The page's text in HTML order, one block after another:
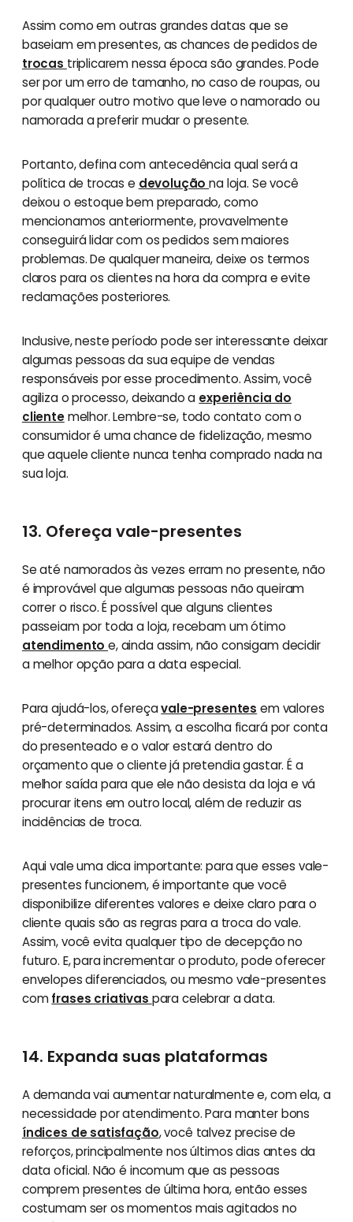
Assim como em outras grandes datas que se
baseiam em presentes, as chances de pedidos de
trocas triplicarem nessa época são grandes. Pode
ser por um erro de tamanho, no caso de roupas, ou
por qualquer outro motivo que leve o namorado ou
namorada a preferir mudar o presente.
Portanto, defina com antecedência qual será a
política de trocas e devoluçãona loja. Se você
deixou o estoque bem preparado, como
mencionamos anteriormente, provavelmente
conseguirá lidar com os pedidos sem maiores
problemas. De qualquer maneira, deixe os termos
claros para os clientes na hora da compra e evite
reclamações posteriores.
Inclusive, neste período pode ser interessante deixar
algumas pessoas da sua equipe de vendas
responsáveis por esse procedimento. Assim, você
agiliza o processo, deixando a experiência do
clientemelhor. Lembre-se, todo contato com o
consumidor é uma chance de fidelização, mesmo
que aquele cliente nunca tenha comprado nada na
sua loja.
13. Ofereça vale-presentes
Se até namorados às vezes erram no presente, não
é improvável que algumas pessoas não queiram
correr o risco. É possível que alguns clientes
passeiam por toda a loja, recebam um ótimo
atendimentoe, ainda assim, não consigam decidir
a melhor opção para a data especial.
Para ajudá-los, ofereçavale-presentes em valores
pré-determinados. Assim, a escolha ficará por conta
do presenteado e o valor estará dentro do
orçamento que o cliente já pretendia gastar. É a
melhor saída para que ele não desista da loja e vá
procurar itens em outro local, além de reduzir as
incidências de troca.
Aqui vale uma dica importante: para que esses vale-
presentes funcionem, é importante que você
disponibilize diferentes valores e deixe claro para o
cliente quais são as regras para a troca do vale.
Assim, você evita qualquer tipo de decepção no
futuro. E, para incrementar o produto, pode oferecer
envelopes diferenciados, ou mesmo vale-presentes
comfrases criativas para celebrar a data.
14. Expanda suas plataformas
A demanda vai aumentar naturalmente e, com ela, a
necessidade por atendimento. Para manter bons
índices de satisfação, você talvez precise de
reforços, principalmente nos últimos dias antes da
data oficial. Não é incomum que as pessoas
comprem presentes de última hora, então esses
costumam ser os momentos mais agitados no